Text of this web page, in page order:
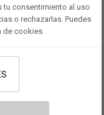
-Política de cookies
tu consentimiento al uso
o rechazarlas. Puedes
de cookies